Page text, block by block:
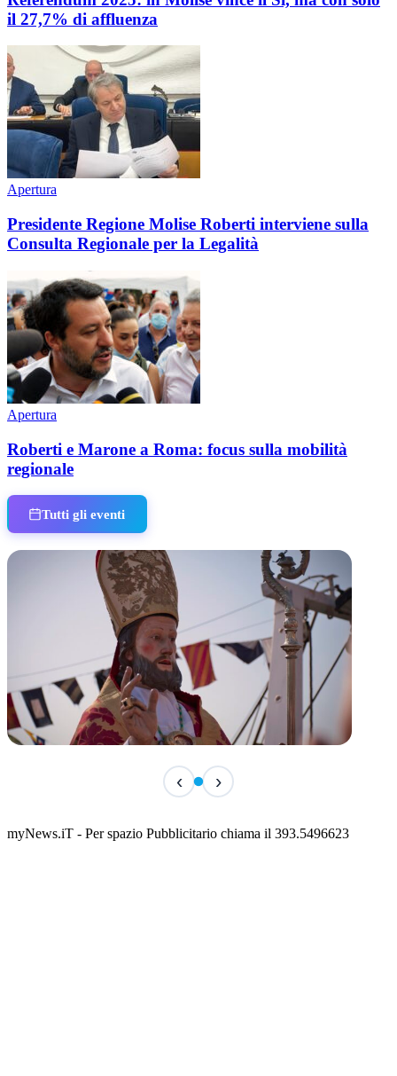
il 27,7% di affluenza
Apertura
Presidente Regione Molise Roberti interviene sulla
Consulta Regionale per la Legalità
Apertura
Roberti e Marone a Roma: focus sulla mobilità
regionale
Tutti gli eventi
San Basso 2026 - il programma delle feste
‹ ›
myNews.iT - Per spazio Pubblicitario chiama il 393.5496623